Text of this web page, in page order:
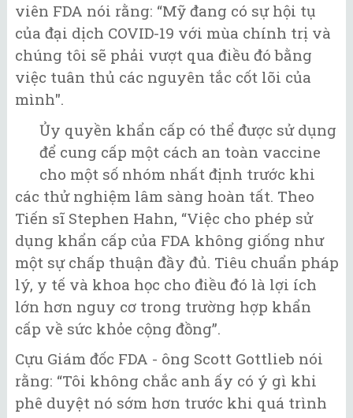
viên FDA nói rằng: “Mỹ đang có sự hội tụ
của đại dịch COVID-19 với mùa chính trị và
chúng tôi sẽ phải vượt qua điều đó bằng
việc tuân thủ các nguyên tắc cốt lõi của
mình".
Ủy quyền khẩn cấp có thể được sử dụng
để cung cấp một cách an toàn vaccine
cho một số nhóm nhất định trước khi
các thử nghiệm lâm sàng hoàn tất. Theo
Tiến sĩ Stephen Hahn, “Việc cho phép sử
dụng khẩn cấp của FDA không giống như
một sự chấp thuận đầy đủ. Tiêu chuẩn pháp
lý, y tế và khoa học cho điều đó là lợi ích
lớn hơn nguy cơ trong trường hợp khẩn
cấp về sức khỏe cộng đồng”.
Cựu Giám đốc FDA - ông Scott Gottlieb nói
rằng: “Tôi không chắc anh ấy có ý gì khi
phê duyệt nó sớm hơn trước khi quá trình